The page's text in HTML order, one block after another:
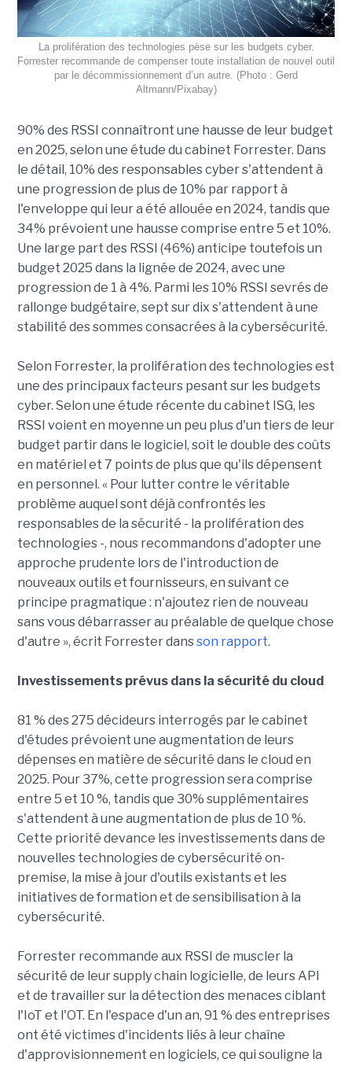
La prolifération des technologies pèse sur les budgets cyber.
Forrester recommande de compenser toute installation de nouvel outil
par le décommissionnement d’un autre. (Photo : Gerd
Altmann/Pixabay)
90% des RSSI connaîtront une hausse de leur budget
en 2025, selon une étude du cabinet Forrester. Dans
le détail, 10% des responsables cyber s'attendent à
une progression de plus de 10% par rapport à
l'enveloppe qui leur a été allouée en 2024, tandis que
34% prévoient une hausse comprise entre 5 et 10%.
Une large part des RSSI (46%) anticipe toutefois un
budget 2025 dans la lignée de 2024, avec une
progression de 1 à 4%. Parmi les 10% RSSI sevrés de
rallonge budgétaire, sept sur dix s'attendent à une
stabilité des sommes consacrées à la cybersécurité.
Selon Forrester, la prolifération des technologies est
une des principaux facteurs pesant sur les budgets
cyber. Selon une étude récente du cabinet ISG, les
RSSI voient en moyenne un peu plus d'un tiers de leur
budget partir dans le logiciel, soit le double des coûts
en matériel et 7 points de plus que qu'ils dépensent
en personnel. « Pour lutter contre le véritable
problème auquel sont déjà confrontés les
responsables de la sécurité - la prolifération des
technologies -, nous recommandons d'adopter une
approche prudente lors de l'introduction de
nouveaux outils et fournisseurs, en suivant ce
principe pragmatique : n'ajoutez rien de nouveau
sans vous débarrasser au préalable de quelque chose
d'autre », écrit Forrester dansson rapport.
Investissements prévus dans la sécurité du cloud
81 % des 275 décideurs interrogés par le cabinet
d'études prévoient une augmentation de leurs
dépenses en matière de sécurité dans le cloud en
2025. Pour 37%, cette progression sera comprise
entre 5 et 10 %, tandis que 30% supplémentaires
s'attendent à une augmentation de plus de 10 %.
Cette priorité devance les investissements dans de
nouvelles technologies de cybersécurité on-
premise, la mise à jour d'outils existants et les
initiatives de formation et de sensibilisation à la
cybersécurité.
Forrester recommande aux RSSI de muscler la
sécurité de leur supply chain logicielle, de leurs API
et de travailler sur la détection des menaces ciblant
l'IoT et l'OT. En l'espace d'un an, 91 % des entreprises
ont été victimes d'incidents liés à leur chaîne
d'approvisionnement en logiciels, ce qui souligne la